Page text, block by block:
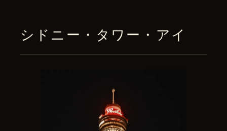
シドニー・タワー・アイ